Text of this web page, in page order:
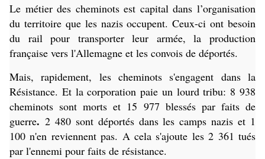
Le métier des cheminots est capital dans l’organisation
du territoire que les nazis occupent. Ceux-ci ont besoin
du rail pour transporter leur armée, la production
française vers l'Allemagne et les convois de déportés.
Mais, rapidement, les cheminots s'engagent dans la
Résistance. Et la corporation paie un lourd tribu: 8 938
cheminots sont morts et 15 977 blessés par faits de
guerre. 2 480 sont déportés dans les camps nazis et 1
100 n'en reviennent pas. A cela s'ajoute les 2 361 tués
par l'ennemi pour faits de résistance.